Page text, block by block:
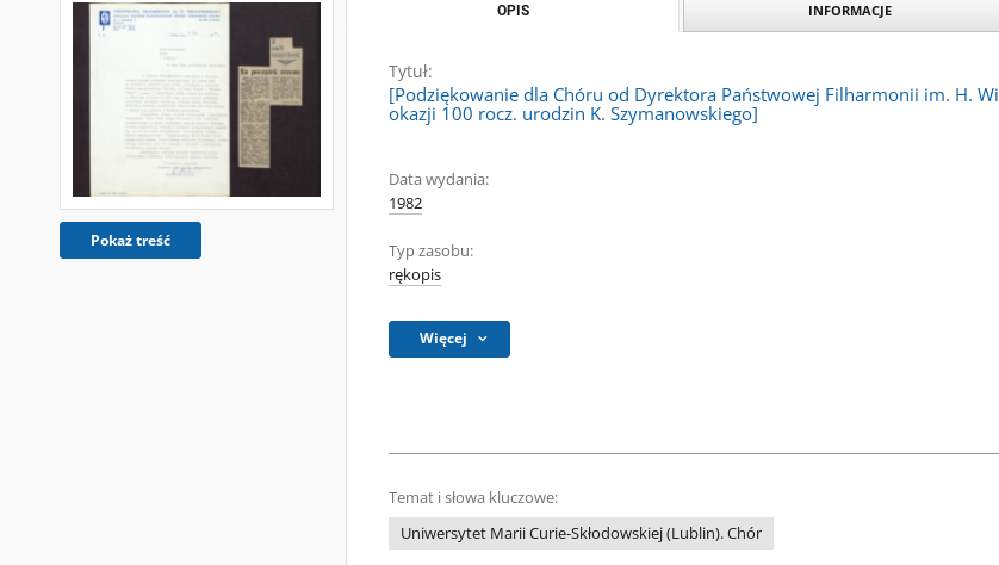
Pokaż treść
OPIS INFORMACJE
Tytuł:
[Podziękowanie dla Chóru od Dyrektora Państwowej Filharmonii im. H.
okazji 100 rocz. urodzin K. Szymanowskiego]
Data wydania:
1982
Typ zasobu:
rękopis
Więcej
Temat i słowa kluczowe:
Uniwersytet Marii Curie-Skłodowskiej (Lublin). Chór